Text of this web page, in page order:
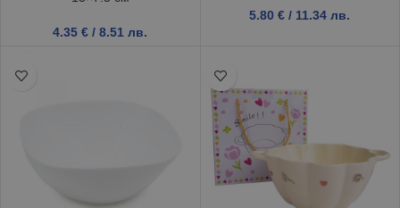
4.35€ / 8.51 лв.
5.80€ / 11.34 лв.